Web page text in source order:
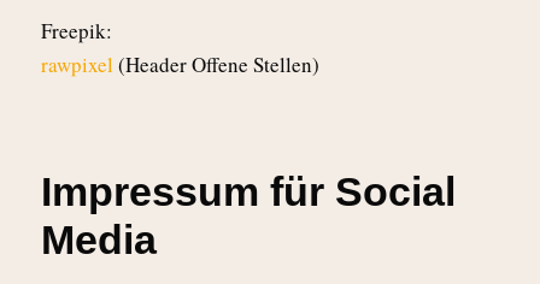
Freepik:
rawpixel (Header Offene Stellen)
Impressum für Social
Media